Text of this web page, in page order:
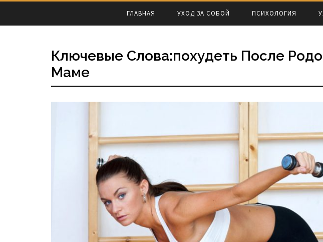
ГЛАВНАЯ УХОД ЗА СОБОЙ ПСИХОЛОГИЯ
Ключевые Слова:похудеть После
Маме